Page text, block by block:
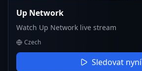
Up Network
Watch Up Network live stream
Czech
Sledovat nyní